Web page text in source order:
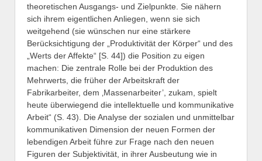
theoretischen Ausgangs- und Zielpunkte. Sie nähern
sich ihrem eigentlichen Anliegen, wenn sie sich
weitgehend (sie wünschen nur eine stärkere
Berücksichtigung der „Produktivität der Körper“ und des
„Werts der Affekte“ [S. 44]) die Position zu eigen
machen: Die zentrale Rolle bei der Produktion des
Mehrwerts, die früher der Arbeitskraft der
Fabrikarbeiter, dem ‚Massenarbeiter’, zukam, spielt
heute überwiegend die intellektuelle und kommunikative
Arbeit“ (S. 43). Die Analyse der sozialen und unmittelbar
kommunikativen Dimension der neuen Formen der
lebendigen Arbeit führe zur Frage nach den neuen
Figuren der Subjektivität, in ihrer Ausbeutung wie in